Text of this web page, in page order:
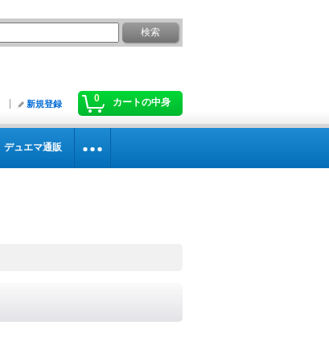
0 カートの中身
新規登録
デュエマ通販